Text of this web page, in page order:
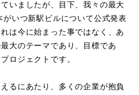
いましたが、目下、我々の最大
いつ新駅ビルについて公式発表
は今に始まった事ではなく、あ
大のテーマであり、目標であ
ロジェクトです。
るにあたり、多くの企業が抱負